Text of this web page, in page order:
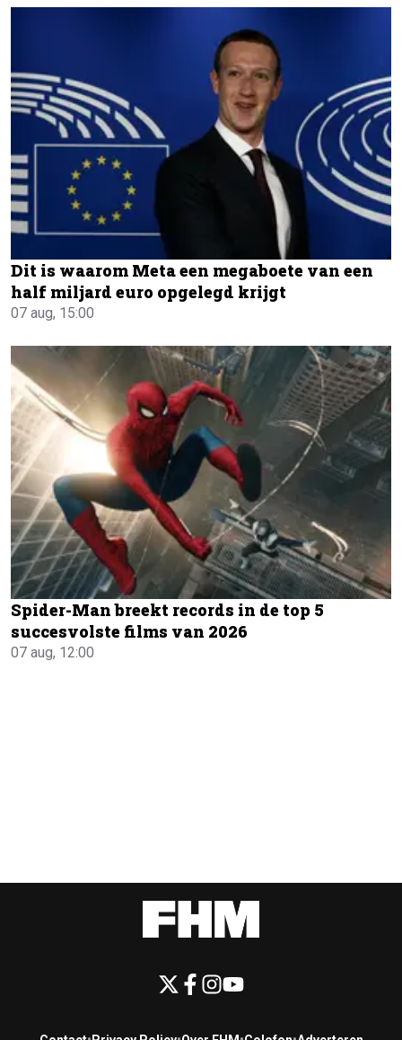
Dit is waarom Meta een megaboete van een
half miljard euro opgelegd krijgt
07 aug, 15:00
Spider-Man breekt records in de top 5
succesvolste films van 2026
07 aug, 12:00